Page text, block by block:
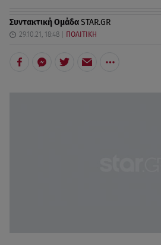
Συντακτική ΟμάδαSTAR.GR
29.10.21, 18:48 ΠΟΛΙΤΙΚΗ